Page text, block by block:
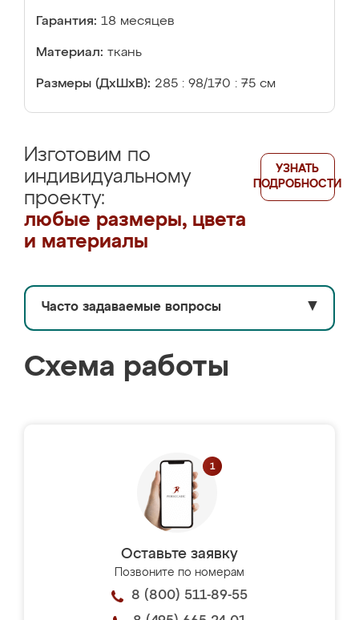
Гарантия: 18 месяцев
Материал: ткань
Размеры (ДхШхВ): 285 : 98/170 : 75 см
Изготовим по
индивидуальному
проекту:
любые размеры, цвета
и материалы
УЗНАТЬ
ПОДРОБНОСТИ
Часто задаваемые вопросы ▼
Схема работы
Оставьте заявку
Позвоните по номерам
8 (800) 511-89-55